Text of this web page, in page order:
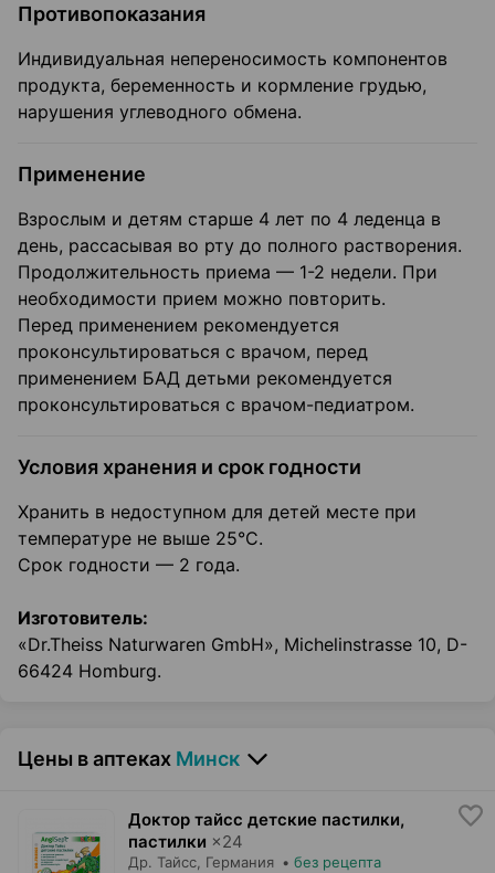
Противопоказания
Индивидуальная непереносимость компонентов
продукта, беременность и кормление грудью,
нарушения углеводного обмена.
Применение
Взрослым и детям старше 4 лет по 4 леденца в
день, рассасывая во рту до полного растворения.
Продолжительность приема — 1-2 недели. При
необходимости прием можно повторить.
Перед применением рекомендуется
проконсультироваться с врачом, перед
применением БАД детьми рекомендуется
проконсультироваться с врачом-педиатром.
Условия хранения и срок годности
Хранить в недоступном для детей месте при
температуре не выше 25°С.
Срок годности — 2 года.
Изготовитель:
«Dr.Theiss Naturwaren GmbH», Michelinstrasse 10, D-
66424 Homburg.
Цены в аптеках Минск
Доктор тайсс детские пастилки,
пастилки ×24
Др. Тайсс, Германия • без рецепта